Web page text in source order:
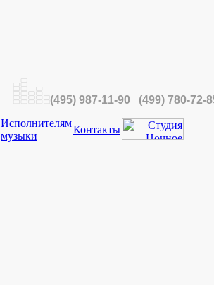
(495) 987-11-90 (499) 780-72-
Исполнителям
музыки
Контакты